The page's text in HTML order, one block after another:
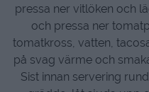
pressa ner vitlöken och
och pressa ner
tomatkross, vatten,
på svag värme och
Sist innan servering